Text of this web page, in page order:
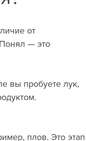
от
— это
вы пробуете лук,
плов. Это этап